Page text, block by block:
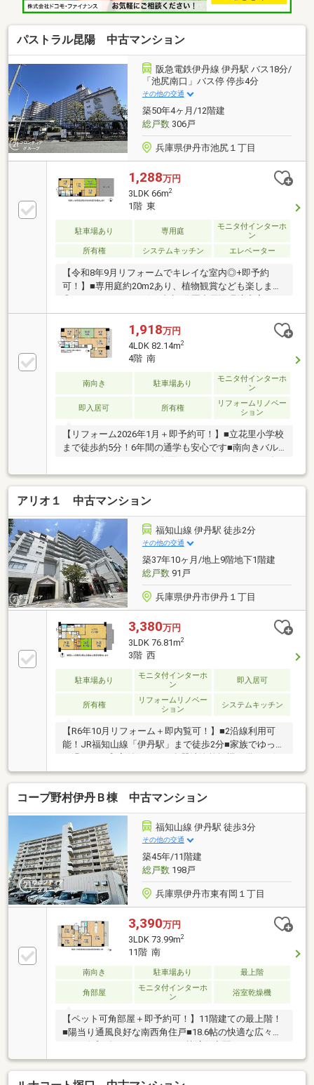
パストラル昆陽 中古マンション
阪急電鉄伊丹線 伊丹駅 バス18分/
「池尻南口」バス停 停歩4分
その他の交通
築50年4ヶ月/12階建
総戸数306戸
兵庫県伊丹市池尻１丁目
1,288万円
3LDK 66m2
1階 東
駐車場あり 専用庭
モニタ付インターホ
ン
所有権
システムキッチン エレベーター
【令和8年9月リフォームでキレイな室内◎+即予約
可！】■専用庭約20m2あり、植物観賞なども楽します
ビング横に和室があり落ち着く空間◎
1,918万円
4LDK 82.14m2
4階 南
南向き 駐車場あり
モニタ付インターホ
ン
即入居可 所有権
リフォームリノベー
ション
【リフォーム2026年1月＋即予約可！】■立花里小学校
まで徒歩約5分！6年間の通学も安心です■南向きバル
ヤショッピングセンター徒歩約4分
アリオ１ 中古マンション
福知山線 伊丹駅 徒歩2分
その他の交通
築37年10ヶ月/地上9階地下1階建
総戸数91戸
兵庫県伊丹市伊丹１丁目
3,380万円
3LDK 76.81m2
3階 西
駐車場あり
モニタ付インターホ
ン
即入居可
所有権
リフォームリノベー
ション
システムキッチン
【R6年10月リフォーム＋即内覧可！】■2沿線利用可
能！JR福知山線「伊丹駅」まで徒歩2分■家族でゆった
利なシステムキッチン完備
コープ野村伊丹Ｂ棟 中古マンション
福知山線 伊丹駅 徒歩3分
その他の交通
築45年/11階建
総戸数198戸
兵庫県伊丹市東有岡１丁目
3,390万円
3LDK 73.99m2
11階 南
南向き 駐車場あり 最上階
角部屋
モニタ付インターホ
ン
浴室乾燥機
【ペット可角部屋＋即予約可！】11階建ての最上階！
■陽当り通風良好な南西角住戸■18.6帖の快適な広々